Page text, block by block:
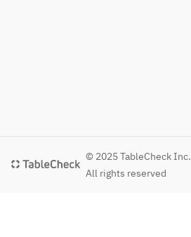
© 2025 TableCheck Inc.
All rights reserved